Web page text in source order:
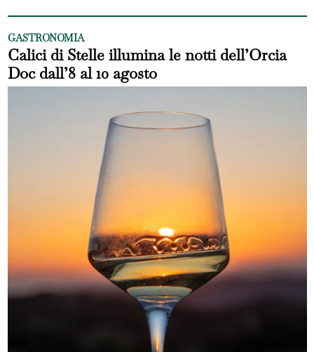
GASTRONOMIA
Calici di Stelle illumina le notti dell’Orcia
Doc dall’8 al 10 agosto